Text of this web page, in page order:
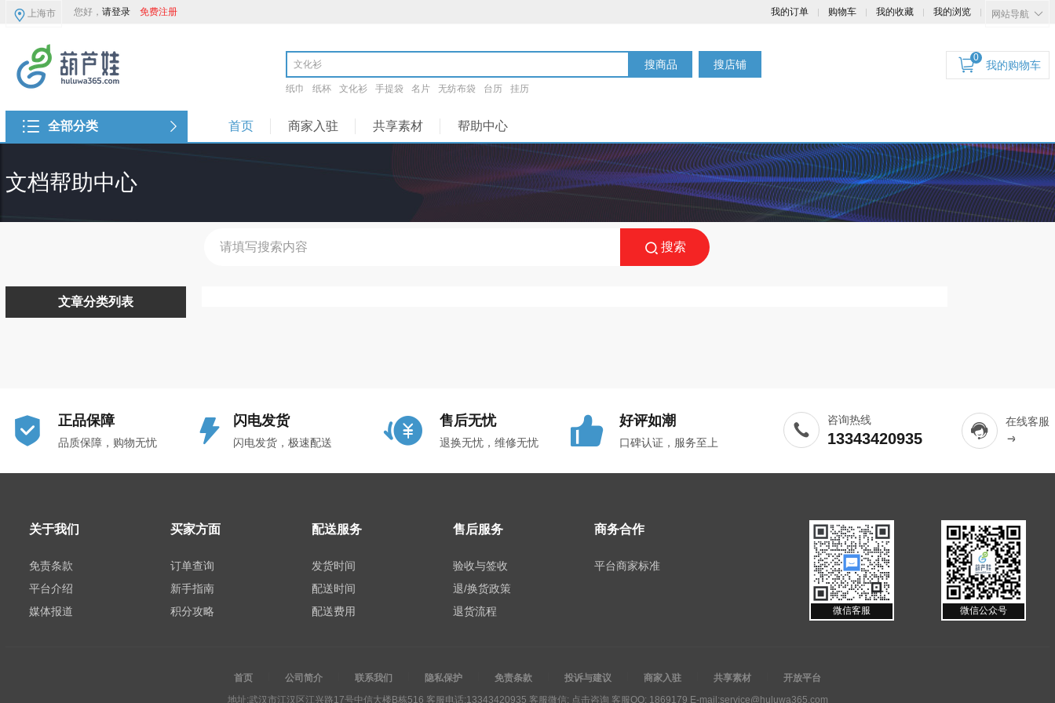
上海市 您好， 请登录 免费注册 我的订单 购物车 我的收藏 我的浏览 网站导航
搜商品 搜店铺
纸巾 纸杯 文化衫 手提袋 名片 无纺布袋 台历 挂历
我的购物车
0
全部分类 首页 商家入驻 共享素材 帮助中心
文档帮助中心
搜索
文章分类列表
正品保障
品质保障，购物无忧
闪电发货
闪电发货，极速配送
售后无忧
退换无忧，维修无忧
好评如潮
口碑认证，服务至上
咨询热线
13343420935
在线客服
关于我们
免责条款
平台介绍
媒体报道
买家方面
订单查询
新手指南
积分攻略
配送服务
发货时间
配送时间
配送费用
售后服务
验收与签收
退/换货政策
退货流程
商务合作
平台商家标准
微信客服 微信公众号
首页 公司简介 联系我们 隐私保护 免责条款 投诉与建议 商家入驻 共享素材
开放平台
地址:武汉市江汉区江兴路17号中信大楼B栋516 客服电话:13343420935 客服微信: 点击咨询 客服QQ: 1869179 E-mail:service@huluwa365.com